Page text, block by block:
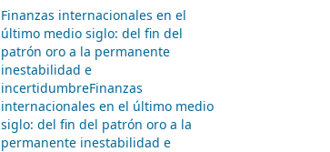
Finanzas internacionales en el
último medio siglo: del fin del
patrón oro a la permanente
inestabilidad e
incertidumbreFinanzas
internacionales en el último medio
siglo: del fin del patrón oro a la
permanente inestabilidad e